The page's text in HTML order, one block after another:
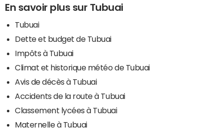
En savoir plus sur Tubuai
Tubuai
Dette et budget de Tubuai
Impôts à Tubuai
Climat et historique météo de Tubuai
Avis de décès à Tubuai
Accidents de la route à Tubuai
Classement lycées à Tubuai
Maternelle à Tubuai